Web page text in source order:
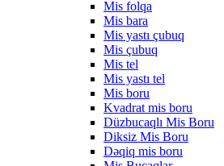
Mis folqa
Mis bara
Mis yastı çubuq
Mis çubuq
Mis tel
Mis yastı tel
Mis boru
Kvadrat mis boru
Düzbucaqlı Mis Boru
Diksiz Mis Boru
Dəqiq mis boru